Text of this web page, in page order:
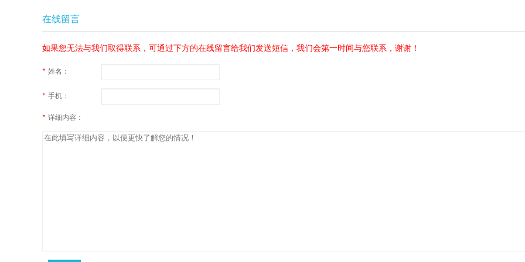
在线留言
如果您无法与我们取得联系，可通过下方的在线留言给我们发送短信，我们会第一时间与您联系，谢谢！
* 姓名：
* 手机：
* 详细内容：